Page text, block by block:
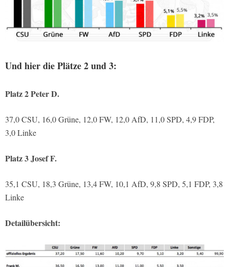
Und hier die Plätze 2 und 3:
Platz 2 Peter D.
37,0 CSU, 16,0 Grüne, 12,0 FW, 12,0 AfD, 11,0 SPD, 4,9 FDP,
3,0 Linke
Platz 3 Josef F.
35,1 CSU, 18,3 Grüne, 13,4 FW, 10,1 AfD, 9,8 SPD, 5,1 FDP, 3,8
Linke
Detailübersicht: